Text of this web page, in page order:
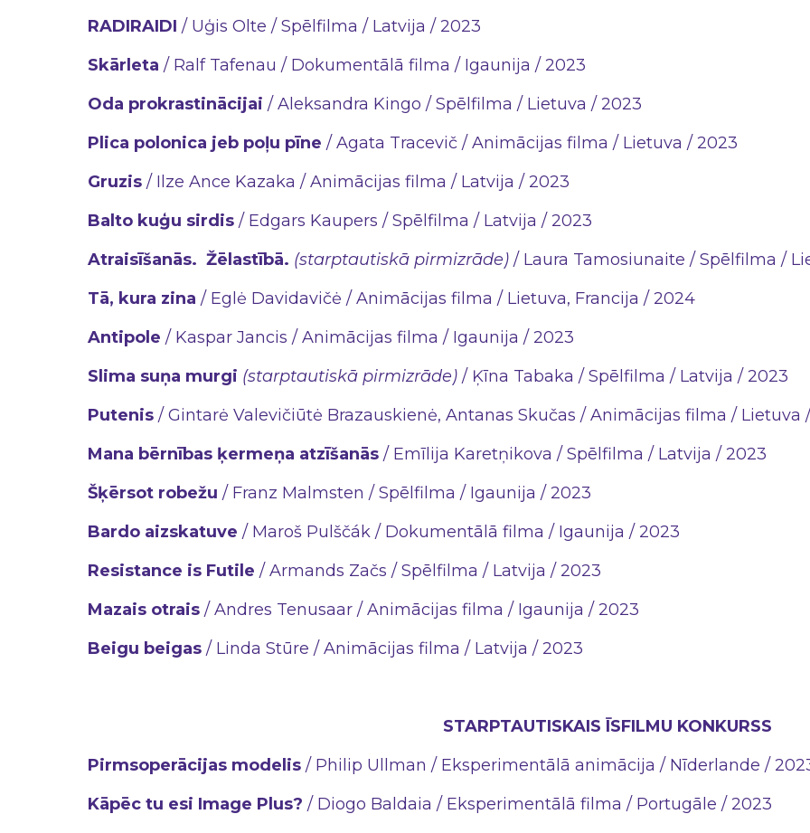
RADIRAIDI / Uģis Olte / Spēlfilma / Latvija / 2023
Skārleta / Ralf Tafenau / Dokumentālā filma / Igaunija / 2023
Oda prokrastinācijai / Aleksandra Kingo / Spēlfilma / Lietuva / 2023
Plica polonica jeb poļu pīne / Agata Tracevič / Animācijas filma / Lietuva / 2023
Gruzis / Ilze Ance Kazaka / Animācijas filma / Latvija / 2023
Balto kuģu sirdis / Edgars Kaupers / Spēlfilma / Latvija / 2023
Atraisīšanās. Žēlastībā. (starptautiskā pirmizrāde) / Laura Tamosiunaite / Spēlfilma /
Tā, kura zina / Eglė Davidavičė / Animācijas filma / Lietuva, Francija / 2024
Antipole / Kaspar Jancis / Animācijas filma / Igaunija / 2023
Slima suņa murgi (starptautiskā pirmizrāde) / Ķīna Tabaka / Spēlfilma / Latvija / 2023
Putenis / Gintarė Valevičiūtė Brazauskienė, Antanas Skučas / Animācijas filma / Lietuva
Mana bērnības ķermeņa atzīšanās / Emīlija Karetņikova / Spēlfilma / Latvija / 2023
Šķērsot robežu / Franz Malmsten / Spēlfilma / Igaunija / 2023
Bardo aizskatuve / Maroš Pulščák / Dokumentālā filma / Igaunija / 2023
Resistance is Futile / Armands Začs / Spēlfilma / Latvija / 2023
Mazais otrais / Andres Tenusaar / Animācijas filma / Igaunija / 2023
Beigu beigas / Linda Stūre / Animācijas filma / Latvija / 2023
STARPTAUTISKAIS ĪSFILMU KONKURSS
Pirmsoperācijas modelis / Philip Ullman / Eksperimentālā animācija / Nīderlande /
Kāpēc tu esi Image Plus? / Diogo Baldaia / Eksperimentālā filma / Portugāle / 2023